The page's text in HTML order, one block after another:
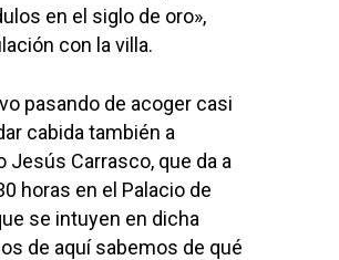
en el siglo de oro»,
con la villa.
pasando de acoger casi
cabida también a
Carrasco, que da a
horas en el Palacio de
se intuyen en dicha
de aquí sabemos de qué